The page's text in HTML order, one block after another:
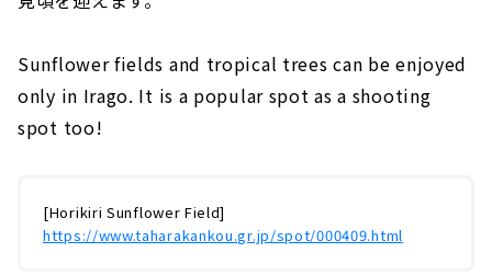
Sunflower fields and tropical trees can be enjoyed
only in Irago. It is a popular spot as a shooting
spot too!
[Horikiri Sunflower Field]
https://www.taharakankou.gr.jp/spot/000409.html